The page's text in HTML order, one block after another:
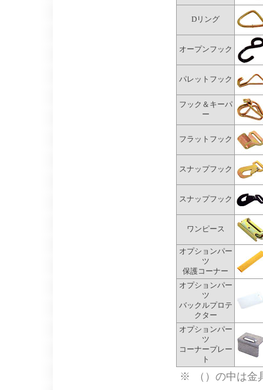
Dリング
オープンフック
パレットフック
フック＆キーパ
ー
フラットフック
スナップフック
スナップフック
ワンピース
オプションパー
ツ
保護コーナー
オプションパー
ツ
バックルプロテ
クター
オプションパー
ツ
コーナープレー
ト
※
（）の中は